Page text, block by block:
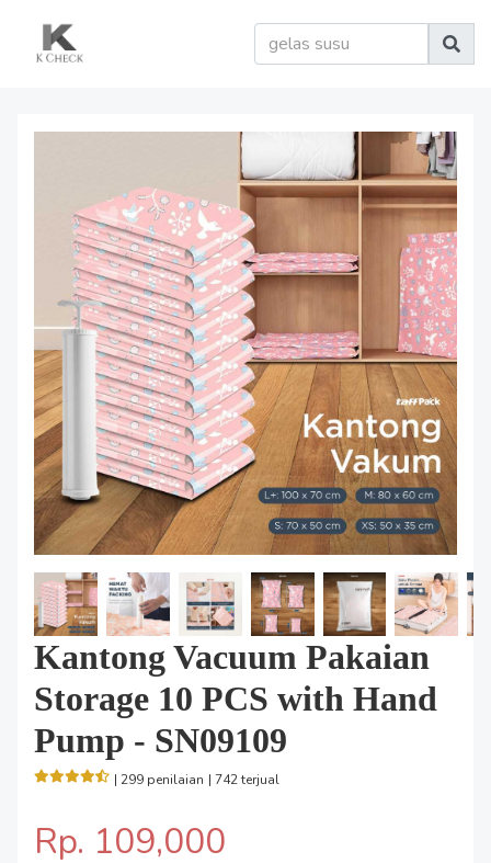
Kantong Vacuum Pakaian
Storage 10 PCS with Hand
Pump - SN09109
| 299 penilaian | 742 terjual
Rp. 109,000